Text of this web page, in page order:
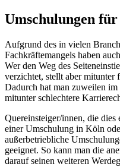
Umschulungen
Aufgrund des in vielen
Fachkräftemangels haben
Wer den Weg des
verzichtet, stellt aber
Dadurch hat man zuweilen
mitunter schlechtere
Quereinsteiger/innen, die dies
einer Umschulung in Köln
außerbetriebliche
geeignet. So kann man die
darauf seinen weiteren